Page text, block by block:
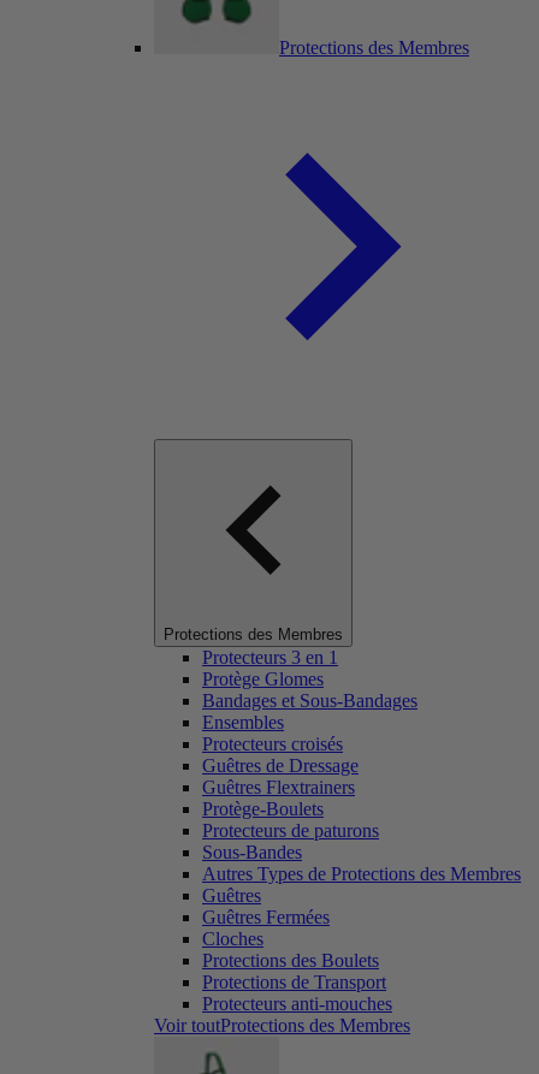
Protections des Membres
Protections des Membres
Protecteurs 3 en 1
Protège Glomes
Bandages et Sous-Bandages
Ensembles
Protecteurs croisés
Guêtres de Dressage
Guêtres Flextrainers
Protège-Boulets
Protecteurs de paturons
Sous-Bandes
Autres Types de Protections des Membres
Guêtres
Guêtres Fermées
Cloches
Protections des Boulets
Protections de Transport
Protecteurs anti-mouches
Voir toutProtections des Membres